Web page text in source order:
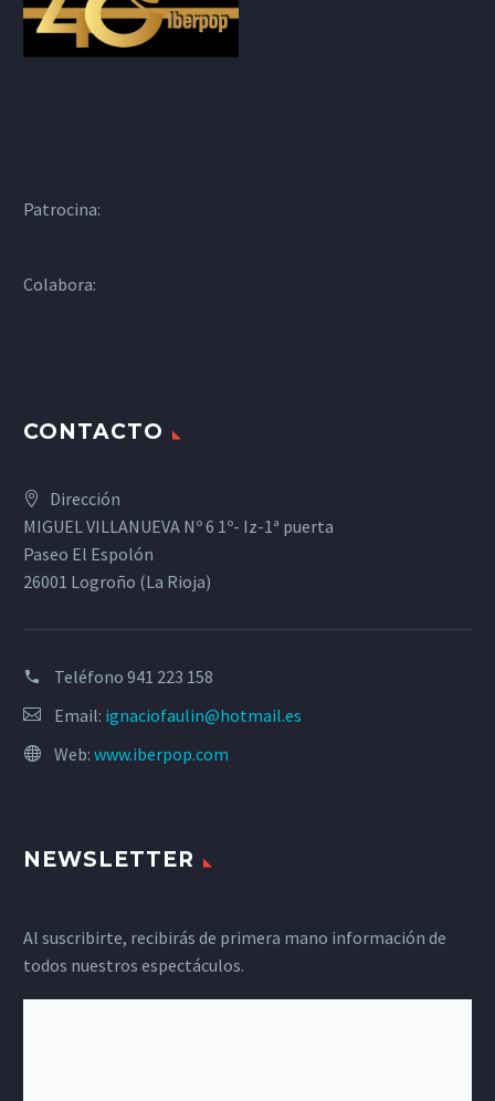
Patrocina:
Colabora:
CONTACTO
Dirección
MIGUEL VILLANUEVA Nº 6 1º- Iz-1ª puerta
Paseo El Espolón
26001 Logroño (La Rioja)
Teléfono 941 223 158
Email: ignaciofaulin@hotmail.es
Web: www.iberpop.com
NEWSLETTER
Al suscribirte, recibirás de primera mano información de
todos nuestros espectáculos.